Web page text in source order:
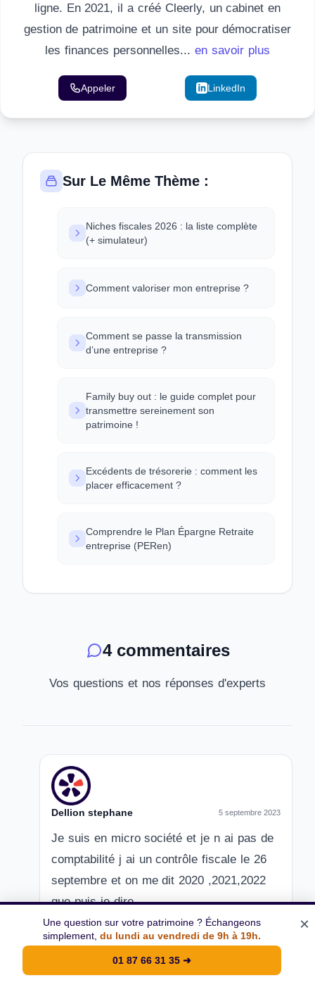
ligne. En 2021, il a créé Cleerly, un cabinet en
gestion de patrimoine et un site pour démocratiser
les finances personnelles... en savoir plus
Appeler LinkedIn
Sur Le Même Thème :
Niches fiscales 2026 : la liste complète
(+ simulateur)
Comment valoriser mon entreprise ?
Comment se passe la transmission
d’une entreprise ?
Family buy out : le guide complet pour
transmettre sereinement son
patrimoine !
Excédents de trésorerie : comment les
placer efficacement ?
Comprendre le Plan Épargne Retraite
entreprise (PERen)
4 commentaires
Vos questions et nos réponses d'experts
Dellion stephane 5 septembre 2023
Je suis en micro société et je n ai pas de
comptabilité j ai un contrôle fiscale le 26
septembre et on me dit 2020 ,2021,2022
que puis je dire
Répondre
Une question sur votre patrimoine ? Échangeons
simplement, du lundi au vendredi de 9h à 19h.
01 87 66 31 35 ➜
×